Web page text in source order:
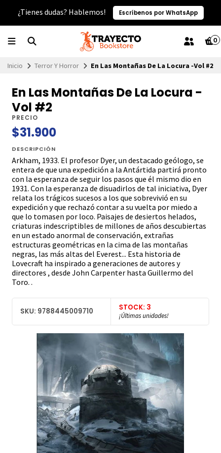
¿Tienes dudas? Hablemos! Escríbenos por WhatsApp
0
Inicio Terror Y Horror En Las Montañas De La Locura -Vol #2
En Las Montañas De La Locura -
Vol #2
PRECIO
$31.900
DESCRIPCIÓN
Arkham, 1933. El profesor Dyer, un destacado geólogo, se
entera de que una expedición a la Antártida partirá pronto
con la esperanza de seguir los pasos que él mismo dio en
1931. Con la esperanza de disuadirlos de tal iniciativa, Dyer
relata los trágicos sucesos a los que sobrevivió en su
expedición y que rechazó contar a su vuelta por miedo a
que lo tomasen por loco. Paisajes de desiertos helados,
criaturas indescriptibles de millones de años descubiertas
en un estado anormal de conservación, extrañas
estructuras geométricas en la cima de las montañas
negras, las más altas del Everest... Esta historia de
Lovecraft ha inspirado a generaciones de autores y
directores , desde John Carpenter hasta Guillermo del
Toro. .
SKU: 9788445009710 STOCK: 3
¡Últimas unidades!